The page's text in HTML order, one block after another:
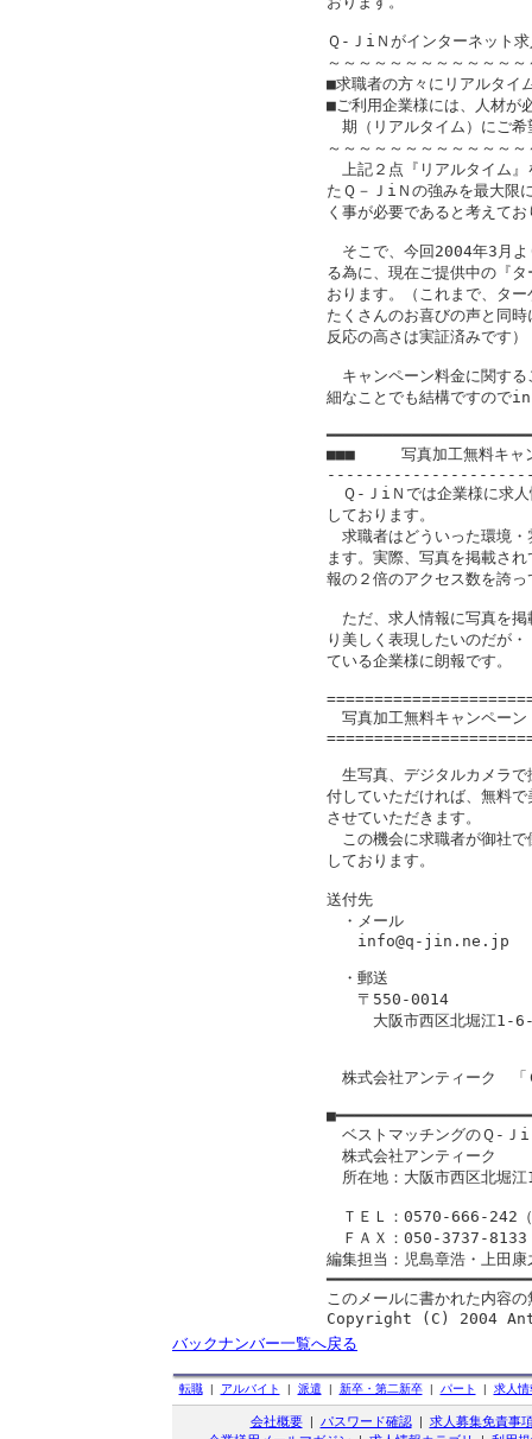
Ｑ-ＪiＮがインターネット
～～～～～～～～～～～～
■求職者の方々にリアルタイ
■ご利用企業様には、人材が
期（リアルタイム）にご希
～～～～～～～～～～～～
上記２点『リアルタイム』
たＱ－ＪiＮの強みを最大限
く事が必要であると考えてお
そこで、今回2004年3月よ
る為に、現在ご提供中の『
おります。（これまで、タ
たくさんのお喜びの声と同
反応の高さは実証済みです）
キャンペーン料金に関する
細なことでも結構ですの
■■■　　　写真加工無料キャ
Ｑ-ＪiＮでは企業様に求人
しております。
求職者はどういった環境・
ます。実際、写真を掲載さ
報の２倍のアクセス数を誇っ
ただ、求人情報に写真を掲
り美しく表現したいのだが
ている企業様に朗報です。
写真加工無料キャンペーン
生写真、デジタルカメラで
付していただければ、無料
させていただきます。
この機会に求職者が御社で
しております。
送付先
・メール
info@q-jin.ne.jp
・郵送
〒550-0014
大阪市西区北堀江1-
株式会社アンティーク　
ベストマッチングのＱ-Ｊi
株式会社アンティーク
所在地：大阪市西区北堀
ＴＥＬ：0570-666-242
ＦＡＸ：050-3737-
編集担当：児島章浩・上田康
このメールに書かれた内容
Copyright (C) 2004
バックナンバー一覧へ戻る
転職| アルバイト | 派遣 | 新卒・第二新卒| パート | 求人情
会社概要| パスワード確認| 求人募集免責事